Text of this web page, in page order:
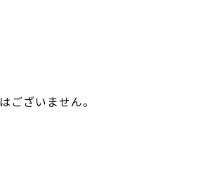
ございません。